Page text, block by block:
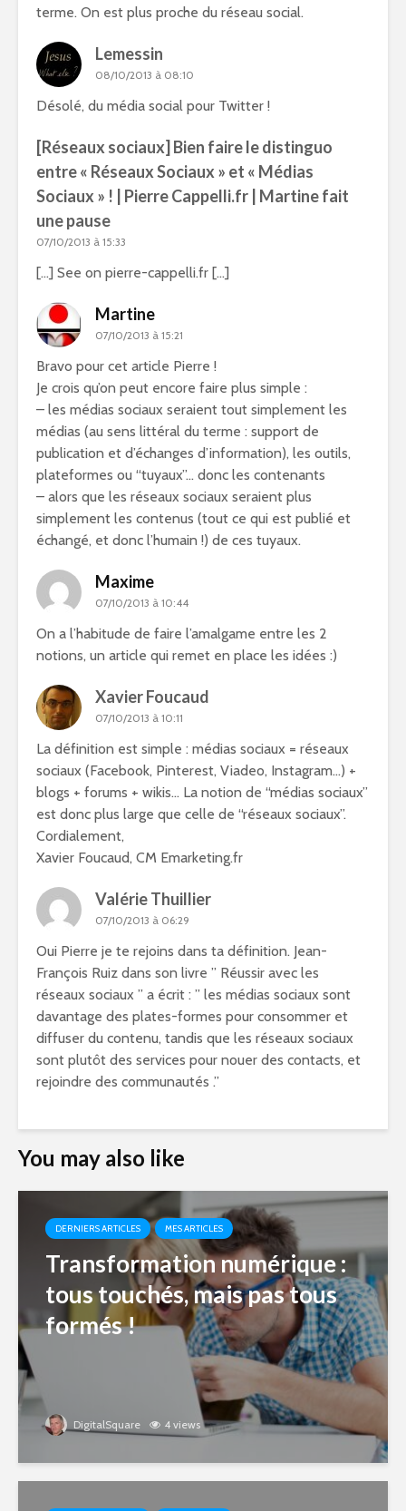
terme. On est plus proche du réseau social.
Lemessin
08/10/2013 à 08:10
Désolé, du média social pour Twitter !
[Réseaux sociaux] Bien faire le distinguo
entre « Réseaux Sociaux » et « Médias
Sociaux » ! | Pierre Cappelli.fr | Martine fait
une pause
07/10/2013 à 15:33
[…] See on pierre-cappelli.fr […]
Martine
07/10/2013 à 15:21
Bravo pour cet article Pierre !
Je crois qu’on peut encore faire plus simple :
– les médias sociaux seraient tout simplement les
médias (au sens littéral du terme : support de
publication et d’échanges d’information), les outils,
plateformes ou “tuyaux”… donc les contenants
– alors que les réseaux sociaux seraient plus
simplement les contenus (tout ce qui est publié et
échangé, et donc l’humain !) de ces tuyaux.
Maxime
07/10/2013 à 10:44
On a l’habitude de faire l’amalgame entre les 2
notions, un article qui remet en place les idées :)
Xavier Foucaud
07/10/2013 à 10:11
La définition est simple : médias sociaux = réseaux
sociaux (Facebook, Pinterest, Viadeo, Instagram…) +
blogs + forums + wikis… La notion de “médias sociaux”
est donc plus large que celle de “réseaux sociaux”.
Cordialement,
Xavier Foucaud, CM Emarketing.fr
Valérie Thuillier
07/10/2013 à 06:29
Oui Pierre je te rejoins dans ta définition. Jean-
François Ruiz dans son livre ” Réussir avec les
réseaux sociaux ” a écrit : ” les médias sociaux sont
davantage des plates-formes pour consommer et
diffuser du contenu, tandis que les réseaux sociaux
sont plutôt des services pour nouer des contacts, et
rejoindre des communautés .”
You may also like
DERNIERS ARTICLES MES ARTICLES
Transformation numérique :
tous touchés, mais pas tous
formés !
DigitalSquare 4 views